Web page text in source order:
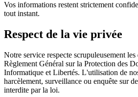
Vos informations restent strictement
tout instant.
Respect de la vie privée
Notre service respecte scrupuleusement
Règlement Général sur la Protection des
Informatique et Libertés. L'utilisation de
harcèlement, surveillance ou enquête sur
interdite par la loi.